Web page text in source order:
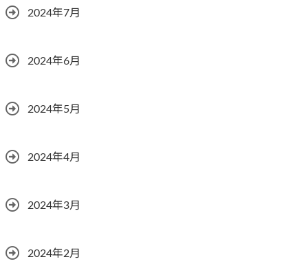
2024年7月
2024年6月
2024年5月
2024年4月
2024年3月
2024年2月